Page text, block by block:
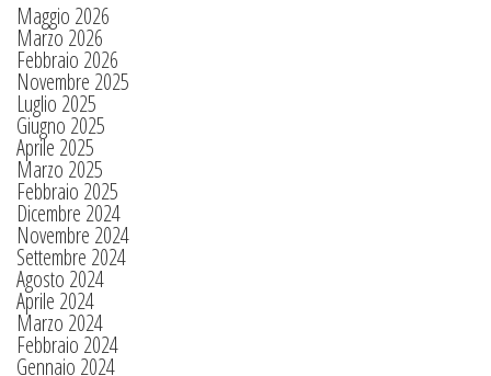
Maggio 2026
Marzo 2026
Febbraio 2026
Novembre 2025
Luglio 2025
Giugno 2025
Aprile 2025
Marzo 2025
Febbraio 2025
Dicembre 2024
Novembre 2024
Settembre 2024
Agosto 2024
Aprile 2024
Marzo 2024
Febbraio 2024
Gennaio 2024